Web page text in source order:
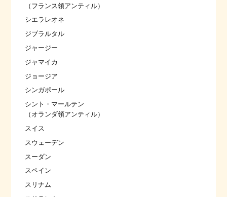
（フランス領アンティル）
シエラレオネ
ジブラルタル
ジャージー
ジャマイカ
ジョージア
シンガポール
シント・マールテン
（オランダ領アンティル）
スイス
スウェーデン
スーダン
スペイン
スリナム